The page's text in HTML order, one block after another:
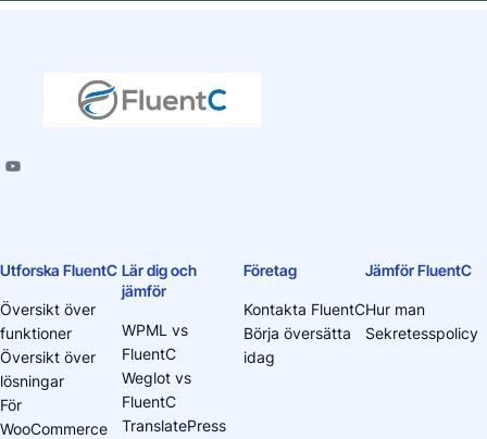
Utforska FluentC
Översikt över
funktioner
Översikt över
lösningar
För
WooCommerce
Lär dig och
jämför
WPML vs
FluentC
Weglot vs
FluentC
TranslatePress
Företag
Kontakta FluentC
Börja översätta
idag
Jämför FluentC
Hur man
Sekretesspolicy